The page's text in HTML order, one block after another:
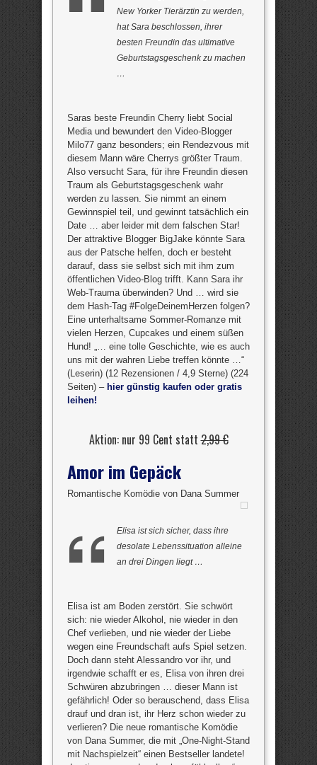
New Yorker Tierärztin zu werden,
hat Sara beschlossen, ihrer
besten Freundin das ultimative
Geburtstagsgeschenk zu machen
…
Saras beste Freundin Cherry liebt Social
Media und bewundert den Video-Blogger
Milo77 ganz besonders; ein Rendezvous mit
diesem Mann wäre Cherrys größter Traum.
Also versucht Sara, für ihre Freundin diesen
Traum als Geburtstagsgeschenk wahr
werden zu lassen. Sie nimmt an einem
Gewinnspiel teil, und gewinnt tatsächlich ein
Date … aber leider mit dem falschen Star!
Der attraktive Blogger BigJake könnte Sara
aus der Patsche helfen, doch er besteht
darauf, dass sie selbst sich mit ihm zum
öffentlichen Video-Blog trifft. Kann Sara ihr
Web-Trauma überwinden? Und … wird sie
dem Hash-Tag #FolgeDeinemHerzen folgen?
Eine unterhaltsame Sommer-Romanze mit
vielen Herzen, Cupcakes und einem süßen
Hund! „… eine tolle Geschichte, wie es auch
uns mit der wahren Liebe treffen könnte …“
(Leserin) (12 Rezensionen / 4,9 Sterne) (224
Seiten) – hier günstig kaufen oder gratis
leihen!
Aktion: nur 99 Cent statt2,99 €
Amor im Gepäck
Romantische Komödie von Dana Summer
Elisa ist sich sicher, dass ihre
desolate Lebenssituation alleine
an drei Dingen liegt …
Elisa ist am Boden zerstört. Sie schwört
sich: nie wieder Alkohol, nie wieder in den
Chef verlieben, und nie wieder der Liebe
wegen eine Freundschaft aufs Spiel setzen.
Doch dann steht Alessandro vor ihr, und
irgendwie schafft er es, Elisa von ihren drei
Schwüren abzubringen … dieser Mann ist
gefährlich! Oder so berauschend, dass Elisa
drauf und dran ist, ihr Herz schon wieder zu
verlieren? Die neue romantische Komödie
von Dana Summer, die mit „One-Night-Stand
mit Nachspielzeit“ einen Bestseller landete!